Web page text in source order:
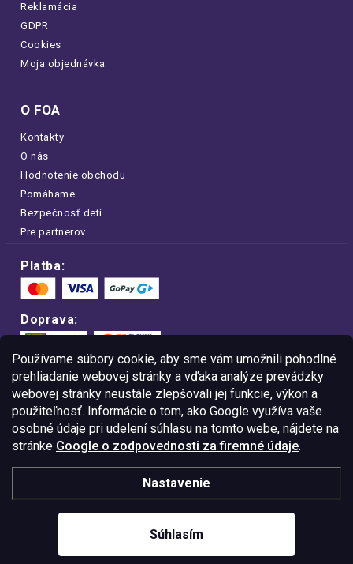
Používame súbory cookie, aby sme vám umožnili pohodlné
prehliadanie webovej stránky a vďaka analýze prevádzky
webovej stránky neustále zlepšovali jej funkcie, výkon a
použiteľnosť. Informácie o tom, ako Google využíva vaše
osobné údaje pri udelení súhlasu na tomto webe, nájdete na
stránke Google o zodpovednosti za firemné údaje.
Nastavenie
Súhlasím
Reklamácia
GDPR
Cookies
Moja objednávka
O FOA
Kontakty
O nás
Hodnotenie obchodu
Pomáhame
Bezpečnosť detí
Pre partnerov
Platba:
Doprava:
Nakupujte na FOA bezpečne a bez obáv.
Vďaka protokolu HTTPS sú vaše citlivé
dáta v úplnom bezpečí.
© Copyright2026Westlogic Slovakia s.r.o.,
Gajova 4, Bratislava, 811 09